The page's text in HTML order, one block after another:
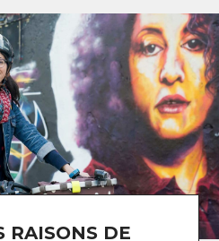
RAISONS DE